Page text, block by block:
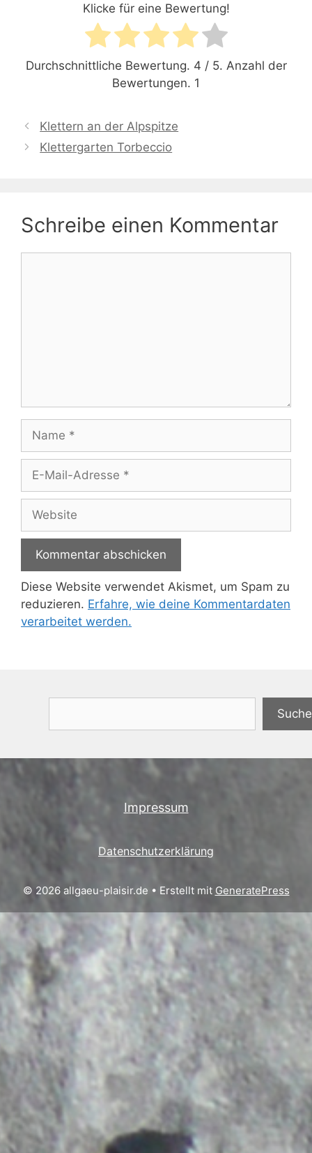
Klicke für eine Bewertung!
Durchschnittliche Bewertung. 4 / 5. Anzahl der
Bewertungen. 1
Klettern an der Alpspitze
Klettergarten Torbeccio
Schreibe einen Kommentar
Name
Adresse
Website
Diese Website verwendet Akismet, um Spam zu
reduzieren. Erfahre, wie deine Kommentardaten
verarbeitet werden.
Impressum
Datenschutzerklärung
© 2026 allgaeu-plaisir.de • Erstellt mit GeneratePress